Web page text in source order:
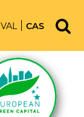
VAL CAS